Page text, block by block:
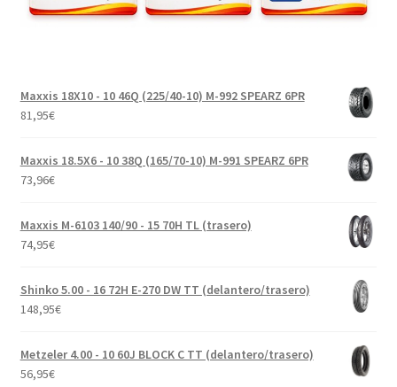
Maxxis 18X10 - 10 46Q (225/40-10) M-992 SPEARZ 6PR
81,95€
Maxxis 18.5X6 - 10 38Q (165/70-10) M-991 SPEARZ 6PR
73,96€
Maxxis M-6103 140/90 - 15 70H TL (trasero)
74,95€
Shinko 5.00 - 16 72H E-270 DW TT (delantero/trasero)
148,95€
Metzeler 4.00 - 10 60J BLOCK C TT (delantero/trasero)
56,95€